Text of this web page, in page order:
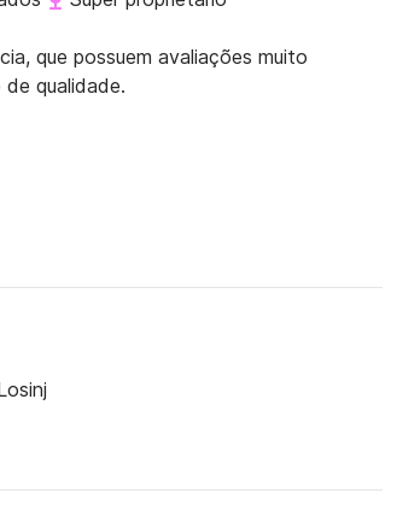
que possuem avaliações muito
qualidade.